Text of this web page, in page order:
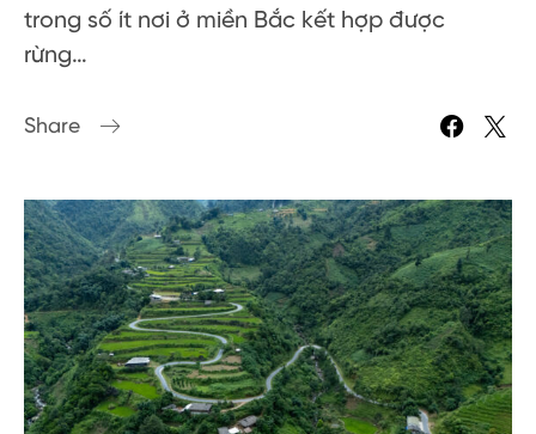
trong số ít nơi ở miền Bắc kết hợp được
rừng…
Share